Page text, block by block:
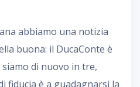
abbiamo una notizia
buona: il DucaConte è
di nuovo in tre,
fiducia è a guadagnarsi la